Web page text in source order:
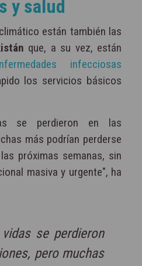
y salud
están también las
que, a su vez, están
infecciosas
los servicios básicos
se perdieron en las
más podrían perderse
próximas semanas, sin
masiva y urgente", ha
se perdieron
pero muchas